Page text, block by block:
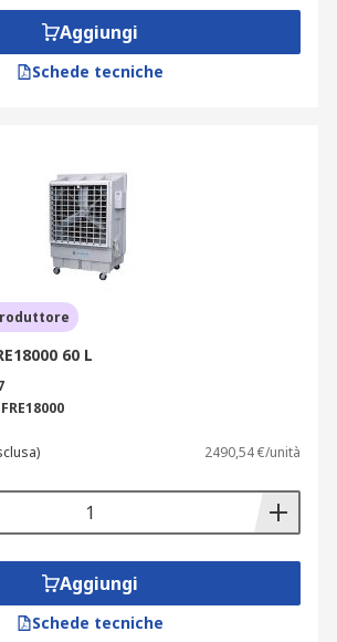
anche efficienti dal punto di
possono essere meno costosi
ai condizionatori tradizionali.
la proliferazione di batteri e
all'interno del serbatoio
di raffreddamento.
Aggiungi
Schede tecniche
60 L
FRE18000
2490,54 €/unità
Aggiungi
Schede tecniche